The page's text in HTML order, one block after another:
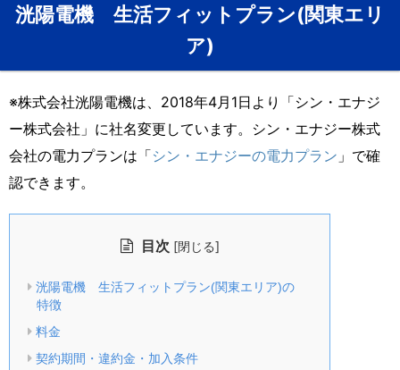
洸陽電機 生活フィットプラン(関東エリ
ア)
※株式会社洸陽電機は、2018年4月1日より「シン・エナジ
ー株式会社」に社名変更しています。シン・エナジー株式
会社の電力プランは「シン・エナジーの電力プラン 」で確
認できます。
目次 [閉じる]
洸陽電機 生活フィットプラン(関東エリア)の
特徴
料金
契約期間・違約金・加入条件